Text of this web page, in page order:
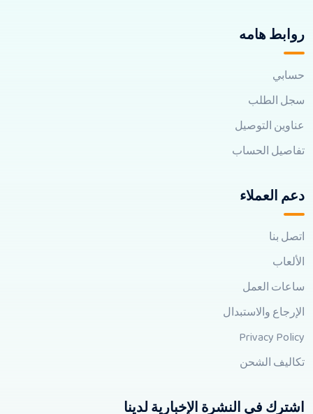
روابط هامه
حسابي
سجل الطلب
عناوين التوصيل
تفاصيل الحساب
دعم العملاء
اتصل بنا
الألعاب
ساعات العمل
الإرجاع والاستبدال
Privacy Policy
تكاليف الشحن
اشترك في النشرة الإخبارية لدينا